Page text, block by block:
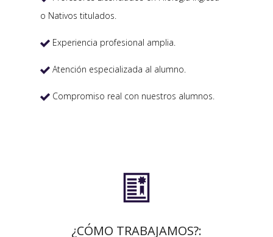
o Nativos titulados.
 Experiencia profesional amplia.
 Atención especializada al alumno.
 Compromiso real con nuestros alumnos.

¿CÓMO TRABAJAMOS?: